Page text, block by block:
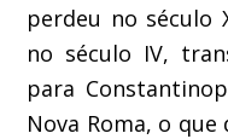
perdeu no século
no século IV,
para
Nova Roma, o